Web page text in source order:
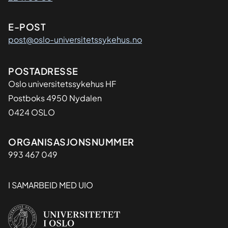
E-POST
post@oslo-universitetssykehus.no
Adresse
POSTADRESSE
Oslo universitetssykehus HF
Postboks 4950 Nydalen
0424 OSLO
Organisasjon
ORGANISASJONSNUMMER
993 467 049
I SAMARBEID MED UIO